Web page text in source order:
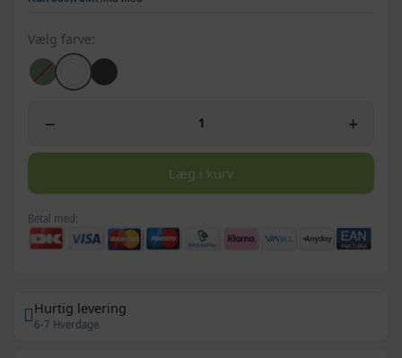
Vælg farve:
− +
Læg i kurv
Betal med:
Hurtig levering
6-7 Hverdage